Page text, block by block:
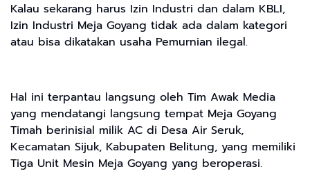
Kalau sekarang harus Izin Industri dan dalam KBLI,
Izin Industri Meja Goyang tidak ada dalam kategori
atau bisa dikatakan usaha Pemurnian ilegal.
Hal ini terpantau langsung oleh Tim Awak Media
yang mendatangi langsung tempat Meja Goyang
Timah berinisial milik AC di Desa Air Seruk,
Kecamatan Sijuk, Kabupaten Belitung, yang memiliki
Tiga Unit Mesin Meja Goyang yang beroperasi.